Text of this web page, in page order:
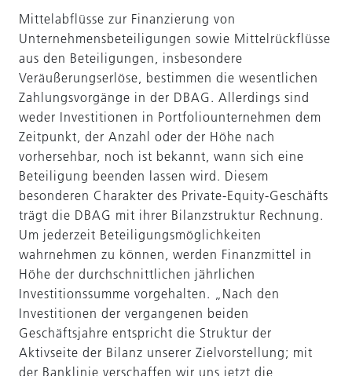
Mittelabflüsse zur Finanzierung von
Unternehmensbeteiligungen sowie Mittelrückflüsse
aus den Beteiligungen, insbesondere
Veräußerungserlöse, bestimmen die wesentlichen
Zahlungsvorgänge in der DBAG. Allerdings sind
weder Investitionen in Portfoliounternehmen dem
Zeitpunkt, der Anzahl oder der Höhe nach
vorhersehbar, noch ist bekannt, wann sich eine
Beteiligung beenden lassen wird. Diesem
besonderen Charakter des Private-Equity-Geschäfts
trägt die DBAG mit ihrer Bilanzstruktur Rechnung.
Um jederzeit Beteiligungsmöglichkeiten
wahrnehmen zu können, werden Finanzmittel in
Höhe der durchschnittlichen jährlichen
Investitionssumme vorgehalten. „Nach den
Investitionen der vergangenen beiden
Geschäftsjahre entspricht die Struktur der
Aktivseite der Bilanz unserer Zielvorstellung; mit
der Banklinie verschaffen wir uns jetzt die